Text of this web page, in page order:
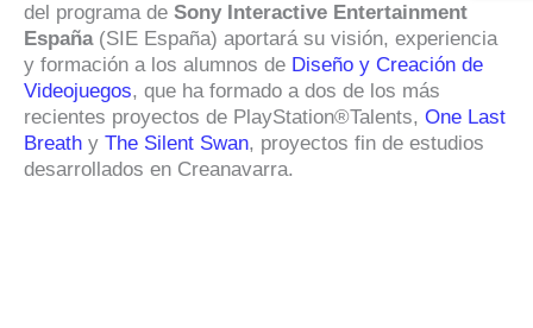
del programa de Sony Interactive Entertainment
España(SIE España) aportará su visión, experiencia
y formación a los alumnos de Diseño y Creación de
Videojuegos, que ha formado a dos de los más
recientes proyectos de PlayStation®Talents, One Last
Breath y The Silent Swan, proyectos fin de estudios
desarrollados en Creanavarra.